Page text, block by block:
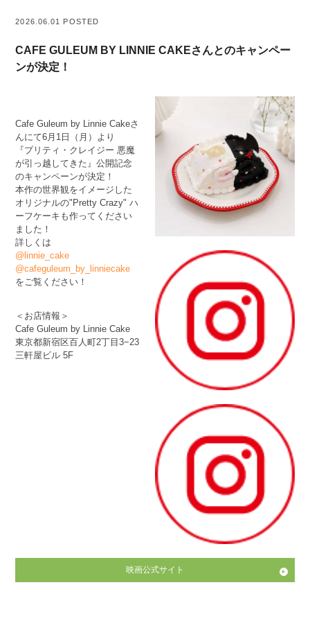
2026.06.01 POSTED
CAFE GULEUM BY LINNIE CAKEさんとのキャンペー
ンが決定！
Cafe Guleum by Linnie Cakeさ
んにて6月1日（月）より
『プリティ・クレイジー 悪魔
が引っ越してきた』公開記念
のキャンペーンが決定！
本作の世界観をイメージした
オリジナルの"Pretty Crazy" ハ
ーフケーキも作ってください
ました！
詳しくは
@linnie_cake
@cafeguleum_by_linniecake
をご覧ください！
＜お店情報＞
Cafe Guleum by Linnie Cake
東京都新宿区百人町2丁目3−23
三軒屋ビル 5F
映画公式サイト